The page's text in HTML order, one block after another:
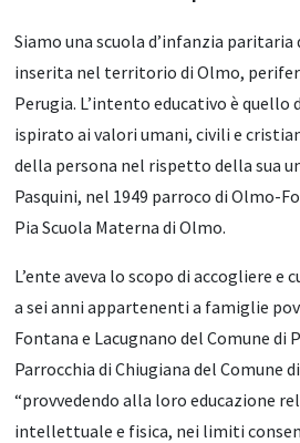
Siamo una scuola d’infanzia
inserita nel territorio di Olmo,
Perugia. L’intento educativo è quello
ispirato ai valori umani, civili e
della persona nel rispetto della sua
Pasquini, nel 1949 parroco di Olmo-
Pia Scuola Materna di Olmo.
L’ente aveva lo scopo di accogliere e
a sei anni appartenenti a famiglie
Fontana e Lacugnano del Comune di
Parrocchia di Chiugiana del Comune
“provvedendo alla loro educazione
intellettuale e fisica, nei limiti